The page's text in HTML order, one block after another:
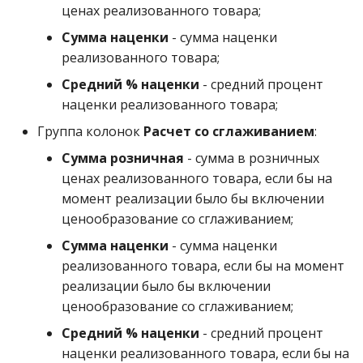
ценах реализованного товара;
Сумма наценки - сумма наценки
реализованного товара;
Средний % наценки - средний процент
наценки реализованного товара;
Группа колонок Расчет со сглаживанием:
Сумма розничная - сумма в розничных
ценах реализованного товара, если бы на
момент реализации было бы включении
ценообразование со сглаживанием;
Сумма наценки - сумма наценки
реализованного товара, если бы на момент
реализации было бы включении
ценообразование со сглаживанием;
Средний % наценки - средний процент
наценки реализованного товара, если бы на